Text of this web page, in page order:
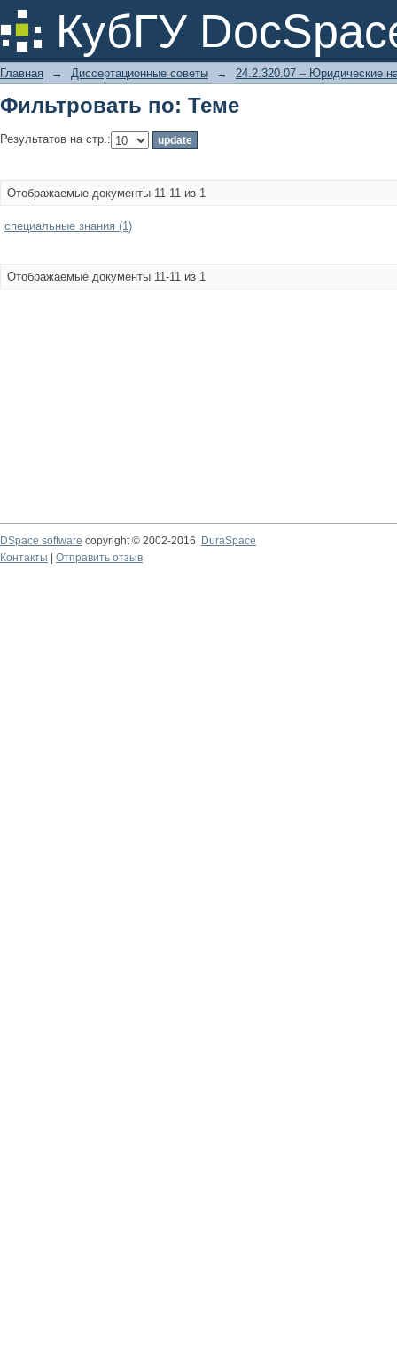
КубГУ
Фильтровать по: Теме
Главная → Диссертационные советы → 24.2.320.07 – Юридические
Фильтровать по: Теме
Результатов на стр.:
Отображаемые документы 11-11 из 1
специальные знания (1)
Отображаемые документы 11-11 из 1
DSpace software copyright © 2002-2016
DuraSpace
Контакты
Отправить отзыв